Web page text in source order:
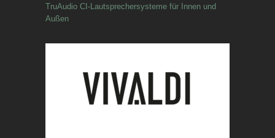
TruAudio CI-Lautsprechersysteme für Innen und
Außen